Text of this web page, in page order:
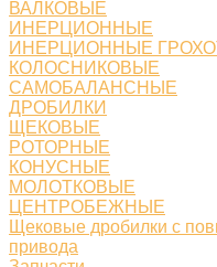
ВАЛКОВЫЕ
ИНЕРЦИОННЫЕ
ИНЕРЦИОННЫЕ
КОЛОСНИКОВЫЕ
САМОБАЛАНСНЫЕ
ДРОБИЛКИ
ЩЕКОВЫЕ
РОТОРНЫЕ
КОНУСНЫЕ
МОЛОТКОВЫЕ
ЦЕНТРОБЕЖНЫЕ
Щековые дробилки с
привода